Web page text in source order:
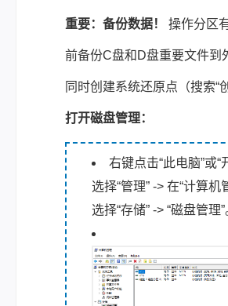
重要：备份数据！ 操作分区
前备份C盘和D盘重要文件到
同时创建系统还原点（搜索“
打开磁盘管理：
右键点击“此电脑”或“
选择“管理” -> 在“计算机
选择“存储” -> “磁盘管理”